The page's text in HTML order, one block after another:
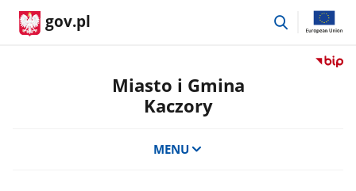
gov.pl
przejdź
Przejdź
Miasto i Gmina
Kaczory
MENU